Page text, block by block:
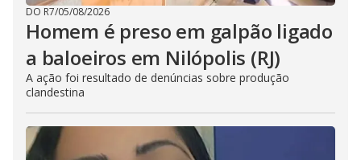
DO R7/05/08/2026
Homem é preso em galpão ligado
a baloeiros em Nilópolis (RJ)
A ação foi resultado de denúncias sobre produção
clandestina